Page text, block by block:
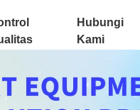
Hubungi
Kami